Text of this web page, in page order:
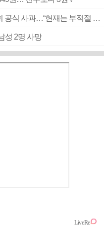
[속보] ‘심판 성접대’ 논란 축구협회 공식 사과…“현재는 부적절 행위 없어”
성 2명 사망